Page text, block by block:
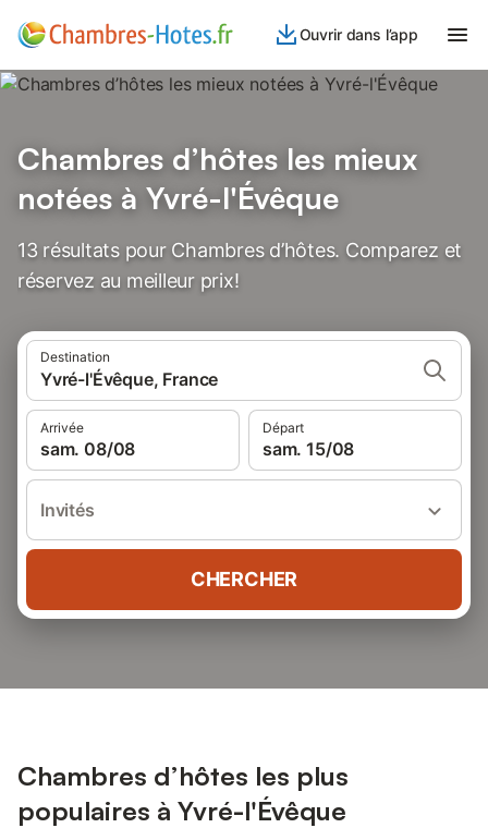
Ouvrir dans l’app
Chambres d’hôtes les mieux
notées à Yvré-l'Évêque
13 résultats pour Chambres d’hôtes. Comparez et
réservez au meilleur prix!
Destination
Yvré-l'Évêque, France
Arrivée
sam. 08/08
Départ
sam. 15/08
Invités
CHERCHER
Chambres d’hôtes les plus
populaires à Yvré-l'Évêque